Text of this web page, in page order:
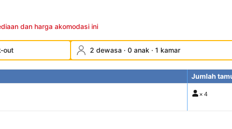
dan harga akomodasi ini
out 2 dewasa · 0 anak · 1 kamar
Jumlah
× 4